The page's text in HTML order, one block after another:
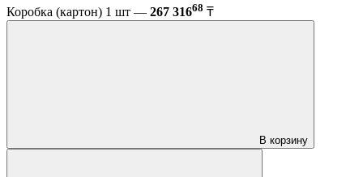
Коробка (картон) 1 шт — 267 31668 ₸
В корзину